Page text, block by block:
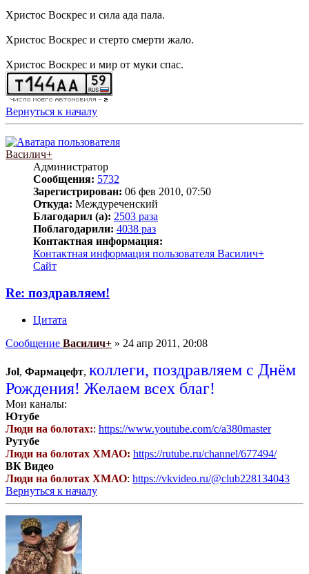
Христос Воскрес и сила ада пала.
Христос Воскрес и стерто смерти жало.
Христос Воскрес и мир от муки спас.
Вернуться к началу
Василич+
Администратор
Сообщения: 5732
Зарегистрирован: 06 фев 2010, 07:50
Откуда: Междуреченский
Благодарил (а): 2503 раза
Поблагодарили: 4038 раз
Контактная информация:
Контактная информация пользователя Василич+
Сайт
Re: поздравляем!
Цитата
Сообщение Василич+ » 24 апр 2011, 20:08
Jol, Фармацефт, коллеги, поздравляем с Днём
Рождения! Желаем всех благ!
Мои каналы:
Ютубе
Люди на болотах:: https://www.youtube.com/c/a380master
Рутубе
Люди на болотах ХМАО: https://rutube.ru/channel/677494/
ВК Видео
Люди на болотах ХМАО: https://vkvideo.ru/@club228134043
Вернуться к началу